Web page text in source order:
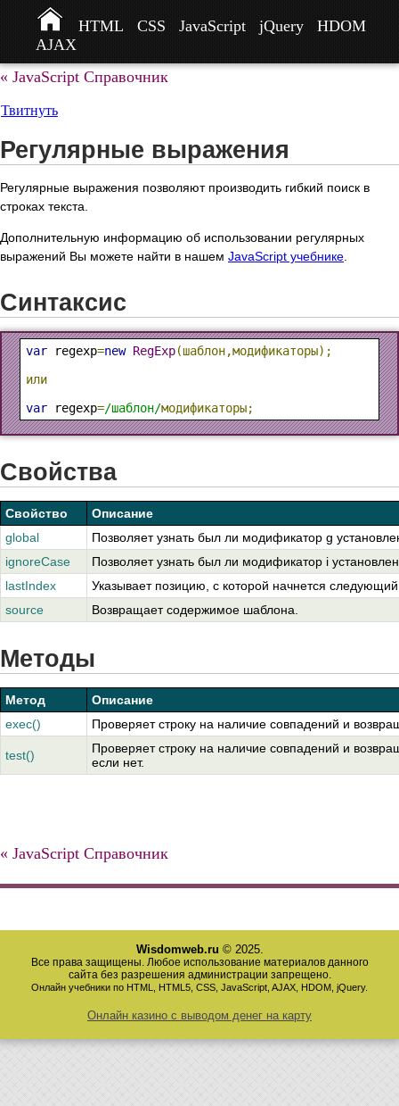
HTML CSS JavaScript jQuery
HDOM
AJAX
« JavaScript Справочник
Твитнуть
Регулярные выражения
Регулярные выражения позволяют производить гибкий поиск в
строках текста.
Дополнительную информацию об использовании регулярных
выражений Вы можете найти в нашем JavaScript учебнике.
Синтаксис
var regexp=new RegExp(шаблон,модификаторы);
или
var regexp=/шаблон/модификаторы;
Свойства
Свойство
Описание
global
Позволяет узнать был ли модификатор g
ignoreCase
Позволяет узнать был ли модификатор i
lastIndex
Указывает позицию, с которой начнется
source
Возвращает содержимое шаблона.
Методы
Метод
Описание
exec()
Проверяет строку на наличие совпадений и
test()
Проверяет строку на наличие совпадений и
если нет.
« JavaScript Справочник
Wisdomweb.ru © 2025.
Все права защищены. Любое использование материалов данного
сайта без разрешения администрации запрещено.
Онлайн учебники по HTML, HTML5, CSS, JavaScript, AJAX, HDOM, jQuery.
Онлайн казино с выводом денег на карту